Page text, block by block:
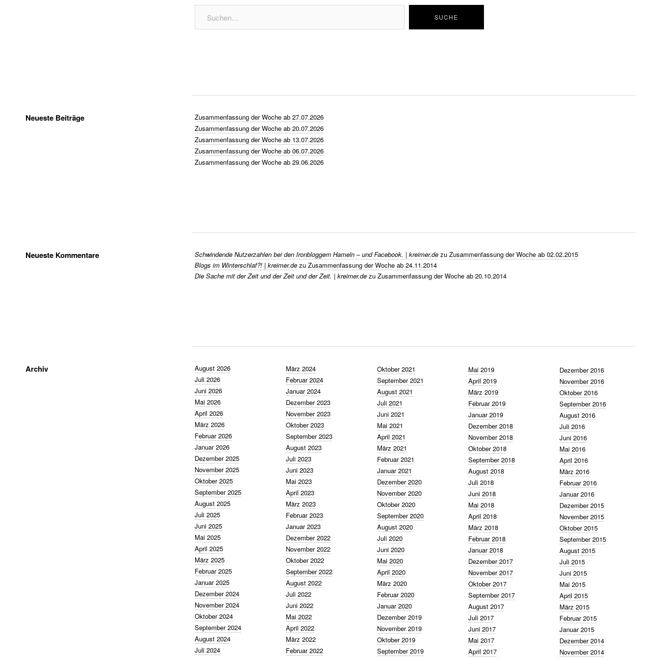
Neueste Beiträge
Zusammenfassung der Woche ab 27.07.2026
Zusammenfassung der Woche ab 20.07.2026
Zusammenfassung der Woche ab 13.07.2026
Zusammenfassung der Woche ab 06.07.2026
Zusammenfassung der Woche ab 29.06.2026
Neueste Kommentare Schwindende Nutzerzahlen bei den Ironbloggern Hameln – und Facebook. | kreimer.de zu Zusammenfassung der Woche ab 02.02.2015
Blogs im Winterschlaf?! | kreimer.de zu Zusammenfassung der Woche ab 24.11.2014
Die Sache mit der Zeit und der Zeit und der Zeit. | kreimer.de zu Zusammenfassung der Woche ab 20.10.2014
Archiv
August 2026
Juli 2026
Juni 2026
Mai 2026
April 2026
März 2026
Februar 2026
Januar 2026
Dezember 2025
November 2025
Oktober 2025
September 2025
August 2025
Juli 2025
Juni 2025
Mai 2025
April 2025
März 2025
Februar 2025
Januar 2025
Dezember 2024
November 2024
Oktober 2024
September 2024
August 2024
Juli 2024
März 2024
Februar 2024
Januar 2024
Dezember 2023
November 2023
Oktober 2023
September 2023
August 2023
Juli 2023
Juni 2023
Mai 2023
April 2023
März 2023
Februar 2023
Januar 2023
Dezember 2022
November 2022
Oktober 2022
September 2022
August 2022
Juli 2022
Juni 2022
Mai 2022
April 2022
März 2022
Februar 2022
Oktober 2021
September 2021
August 2021
Juli 2021
Juni 2021
Mai 2021
April 2021
März 2021
Februar 2021
Januar 2021
Dezember 2020
November 2020
Oktober 2020
September 2020
August 2020
Juli 2020
Juni 2020
Mai 2020
April 2020
März 2020
Februar 2020
Januar 2020
Dezember 2019
November 2019
Oktober 2019
September 2019
Mai 2019
April 2019
März 2019
Februar 2019
Januar 2019
Dezember 2018
November 2018
Oktober 2018
September 2018
August 2018
Juli 2018
Juni 2018
Mai 2018
April 2018
März 2018
Februar 2018
Januar 2018
Dezember 2017
November 2017
Oktober 2017
September 2017
August 2017
Juli 2017
Juni 2017
Mai 2017
April 2017
Dezember 2016
November 2016
Oktober 2016
September 2016
August 2016
Juli 2016
Juni 2016
Mai 2016
April 2016
März 2016
Februar 2016
Januar 2016
Dezember 2015
November 2015
Oktober 2015
September 2015
August 2015
Juli 2015
Juni 2015
Mai 2015
April 2015
März 2015
Februar 2015
Januar 2015
Dezember 2014
November 2014